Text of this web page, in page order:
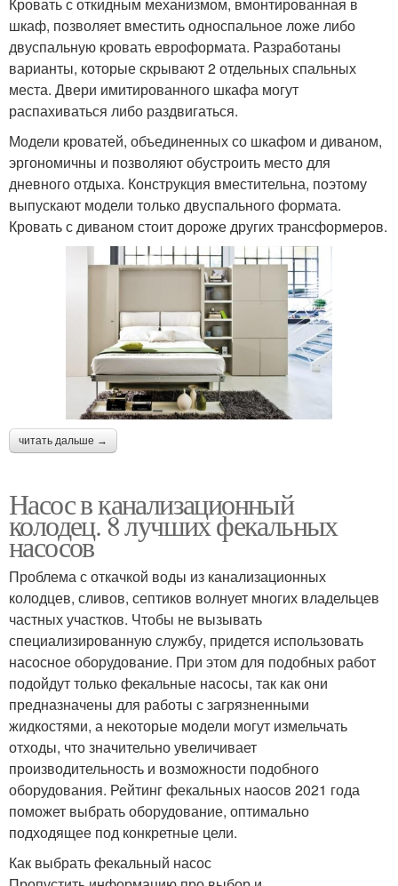
шкаф, позволяет вместить односпальное ложе либо
двуспальную кровать евроформата. Разработаны
варианты, которые скрывают 2 отдельных спальных
места. Двери имитированного шкафа могут
распахиваться либо раздвигаться.
Модели кроватей, объединенных со шкафом и диваном,
эргономичны и позволяют обустроить место для
дневного отдыха. Конструкция вместительна, поэтому
выпускают модели только двуспального формата.
Кровать с диваном стоит дороже других трансформеров.
читать дальше →
Насос в канализационный
колодец. 8 лучших фекальных
насосов
Проблема с откачкой воды из канализационных
колодцев, сливов, септиков волнует многих владельцев
частных участков. Чтобы не вызывать
специализированную службу, придется использовать
насосное оборудование. При этом для подобных работ
подойдут только фекальные насосы, так как они
предназначены для работы с загрязненными
жидкостями, а некоторые модели могут измельчать
отходы, что значительно увеличивает
производительность и возможности подобного
оборудования. Рейтинг фекальных наосов 2021 года
поможет выбрать оборудование, оптимально
подходящее под конкретные цели.
Как выбрать фекальный насос